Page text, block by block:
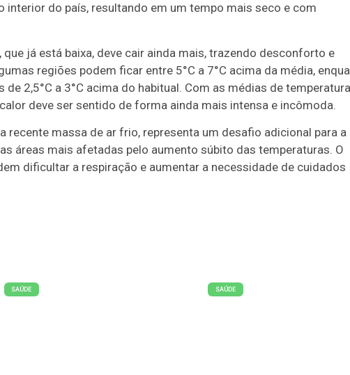
interior do país, resultando em um tempo mais seco e com
já está baixa, deve cair ainda mais, trazendo desconforto e
regiões podem ficar entre 5°C a 7°C acima da média,
2,5°C a 3°C acima do habitual. Com as médias de temperatura
deve ser sentido de forma ainda mais intensa e incômoda.
recente massa de ar frio, representa um desafio adicional para a
áreas mais afetadas pelo aumento súbito das temperaturas. O
dificultar a respiração e aumentar a necessidade de cuidados
SAÚDE SAÚDE